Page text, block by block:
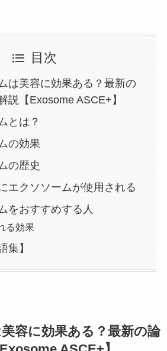
目次
は美容に効果ある？最新の
説【Exosome ASCE+】
とは？
の効果
の歴史
エクソソームが使用される
をおすすめする人
る効果
集】
容に効果ある？最新の論